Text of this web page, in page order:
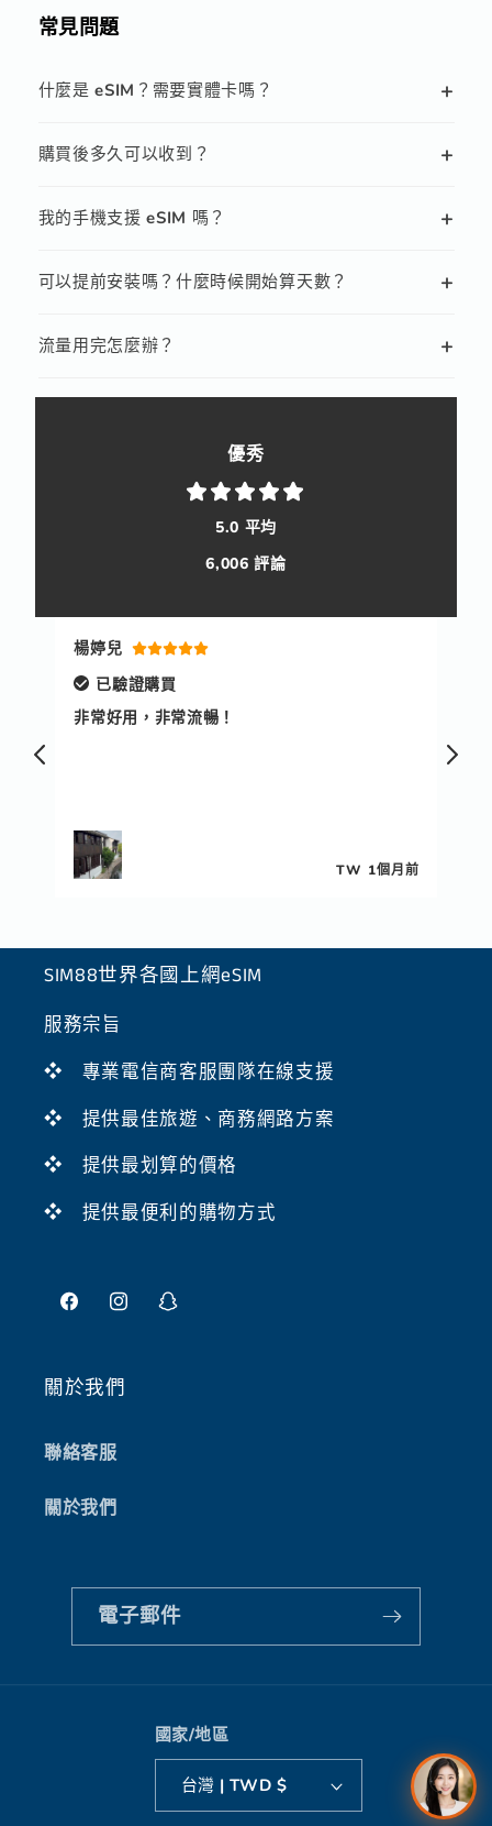
常見問題
什麼是 eSIM？需要實體卡嗎？ +
購買後多久可以收到？ +
我的手機支援 eSIM 嗎？ +
可以提前安裝嗎？什麼時候開始算天數？ +
流量用完怎麼辦？ +
優秀
5.0 平均
6,006 評論
楊婷兒
已驗證購買
非常好用，非常流暢！
TW 1個月前
SIM88世界各國上網eSIM
服務宗旨
❖ 專業電信商客服團隊在線支援
❖ 提供最佳旅遊、商務網路方案
❖ 提供最划算的價格
❖ 提供最便利的購物方式
FacebookInstagramSnapchat
關於我們
聯絡客服
關於我們
電子郵件
國家/地區
台灣 | TWD $